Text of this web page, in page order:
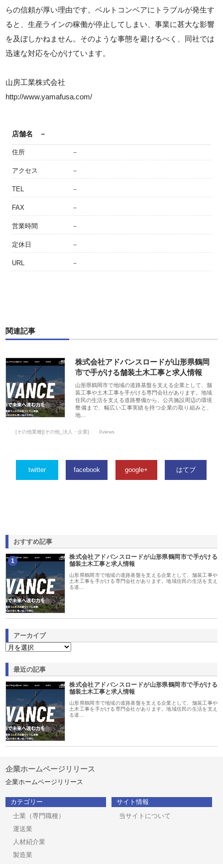
らの信頼が厚い理由です。ベルトコンベアにトラブルが発生す
ると、生産ラインの稼働が停止してしまい、事業に甚大な影響
を及ぼしかねません。そのような事態を避けるべく、同社では
迅速な対応を心がけています。
山房工業株式会社
http://www.yamafusa.com/
店舗名 －
住所 －
アクセス －
TEL －
FAX －
営業時間 －
定休日 －
URL －
関連記事
株式会社アドバンスロードが山形県鶴岡
市で手がける舗装土木工事と求人情報
山形県鶴岡市で地域の道路基盤を支える企業として、舗
装工事や土木工事を手がける専門会社があります。地域
住民の生活を支える道路整備から、公共施設周辺の環境
整備まで、幅広い工事実績を持つ企業の取り組みと、
地…
[その他業種][その他_法人・企業] 0views
twitter facebook google+ はてブ
おすすめ記事
1
株式会社アドバンスロードが山形県鶴岡市で手がける
舗装土木工事と求人情報
山形県鶴岡市で地域の道路基盤を支える企業として、舗装工事や
土木工事を手がける専門会社があります。地域住民の生活を支え
る道…
アーカイブ
最近の記事
株式会社アドバンスロードが山形県鶴岡市で手がける
舗装土木工事と求人情報
山形県鶴岡市で地域の道路基盤を支える企業として、舗装工事や
土木工事を手がける専門会社があります。地域住民の生活を支え
る道…
企業ホームページリリース
企業ホームページリリース
カテゴリー
士業（専門職種）
運送業
人材紹介業
製造業
サイト情報
当サイトについて